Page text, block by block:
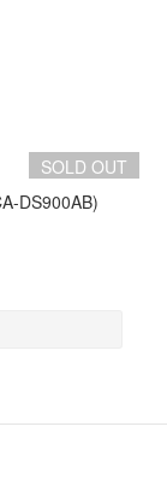
SOLD OUT
DS900AB)